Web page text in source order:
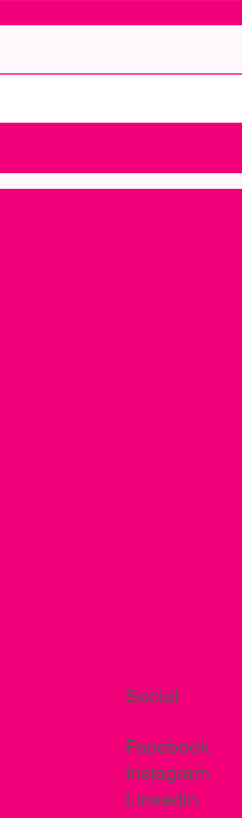
Social
Facebook
Instagram
Linkedin